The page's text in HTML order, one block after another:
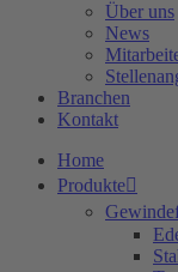
Über uns
News
Branchen
Kontakt
Home
Produkte